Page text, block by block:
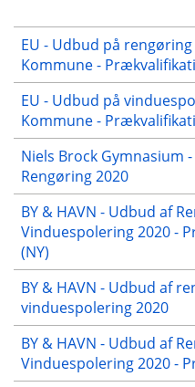
EU - Udbud på rengøring
Kommune -
EU - Udbud på
Kommune -
Niels Brock Gymnasium
Rengøring 2020
BY & HAVN - Udbud af
Vinduespolering 2020 -
(NY)
BY & HAVN - Udbud af
vinduespolering 2020
BY & HAVN - Udbud af
Vinduespolering 2020 -